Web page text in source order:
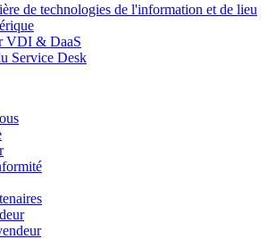
de technologies de l'information et de lieu
VDI & DaaS
Service Desk